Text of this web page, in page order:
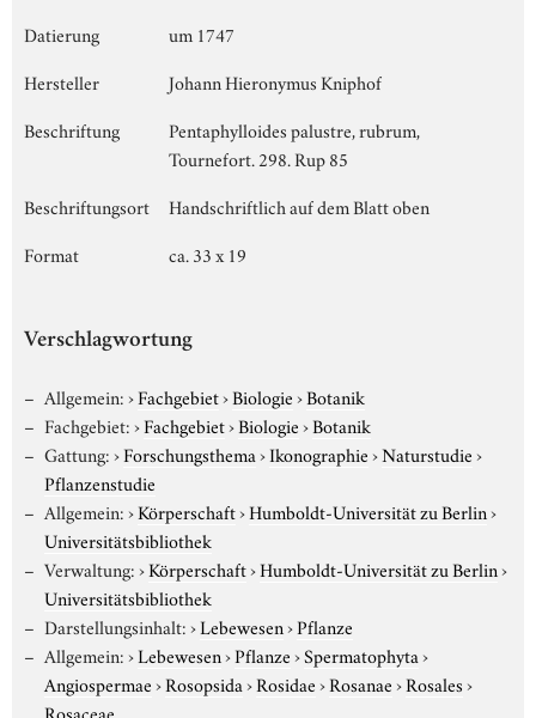
Datierung
um 1747
Hersteller
Johann Hieronymus Kniphof
Beschriftung
Pentaphylloides palustre, rubrum,
Tournefort. 298. Rup 85
Beschriftungsort
Handschriftlich auf dem Blatt oben
Format
ca. 33 x 19
Verschlagwortung
Allgemein:›Fachgebiet›Biologie›Botanik
Fachgebiet:›Fachgebiet›Biologie›Botanik
Gattung:›Forschungsthema›Ikonographie›Naturstudie›
Pflanzenstudie
Allgemein:›Körperschaft›Humboldt-Universität zu Berlin›
Universitätsbibliothek
Verwaltung:›Körperschaft›Humboldt-Universität zu Berlin›
Universitätsbibliothek
Darstellungsinhalt:›Lebewesen›Pflanze
Allgemein:›Lebewesen›Pflanze›Spermatophyta›
Angiospermae›Rosopsida›Rosidae›Rosanae›Rosales›
Rosaceae